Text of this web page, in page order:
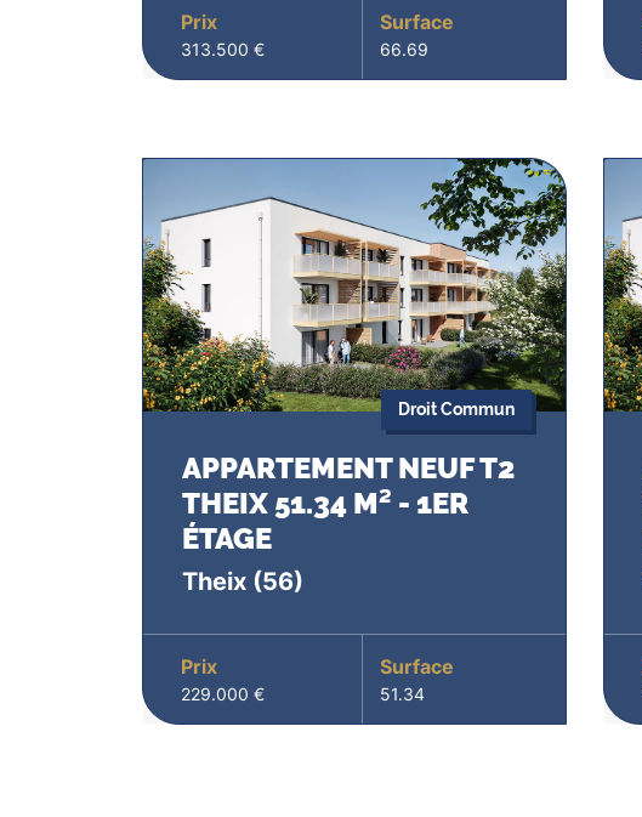
Prix
313.500 €
Surface
66.69
Droit Commun
APPARTEMENT NEUF T2
THEIX 51.34 M² - 1ER
ÉTAGE
Theix (56)
Prix
229.000 €
Surface
51.34